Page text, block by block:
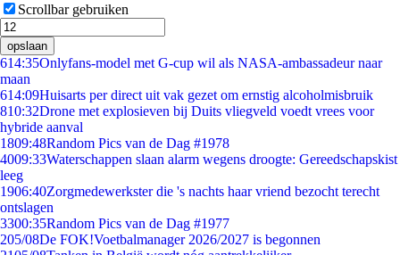
Scrollbar gebruiken
opslaan
614:35Onlyfans-model met G-cup wil als NASA-ambassadeur naar
maan
614:09Huisarts per direct uit vak gezet om ernstig alcoholmisbruik
810:32Drone met explosieven bij Duits vliegveld voedt vrees voor
hybride aanval
1809:48Random Pics van de Dag #1978
4009:33Waterschappen slaan alarm wegens droogte: Gereedschapskist
leeg
1906:40Zorgmedewerkster die 's nachts haar vriend bezocht terecht
ontslagen
3300:35Random Pics van de Dag #1977
205/08De FOK!Voetbalmanager 2026/2027 is begonnen